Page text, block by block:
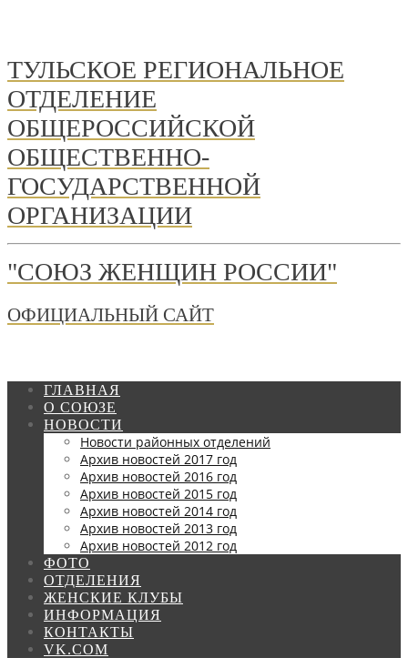
ТУЛЬСКОЕ РЕГИОНАЛЬНОЕ
ОТДЕЛЕНИЕ
ОБЩЕРОССИЙСКОЙ
ОБЩЕСТВЕННО-
ГОСУДАРСТВЕННОЙ
ОРГАНИЗАЦИИ
"СОЮЗ ЖЕНЩИН РОССИИ"
ОФИЦИАЛЬНЫЙ САЙТ
ГЛАВНАЯ
О СОЮЗЕ
НОВОСТИ
Новости районных отделений
Архив новостей 2017 год
Архив новостей 2016 год
Архив новостей 2015 год
Архив новостей 2014 год
Архив новостей 2013 год
Архив новостей 2012 год
ФОТО
ОТДЕЛЕНИЯ
ЖЕНСКИЕ КЛУБЫ
ИНФОРМАЦИЯ
КОНТАКТЫ
VK.COM